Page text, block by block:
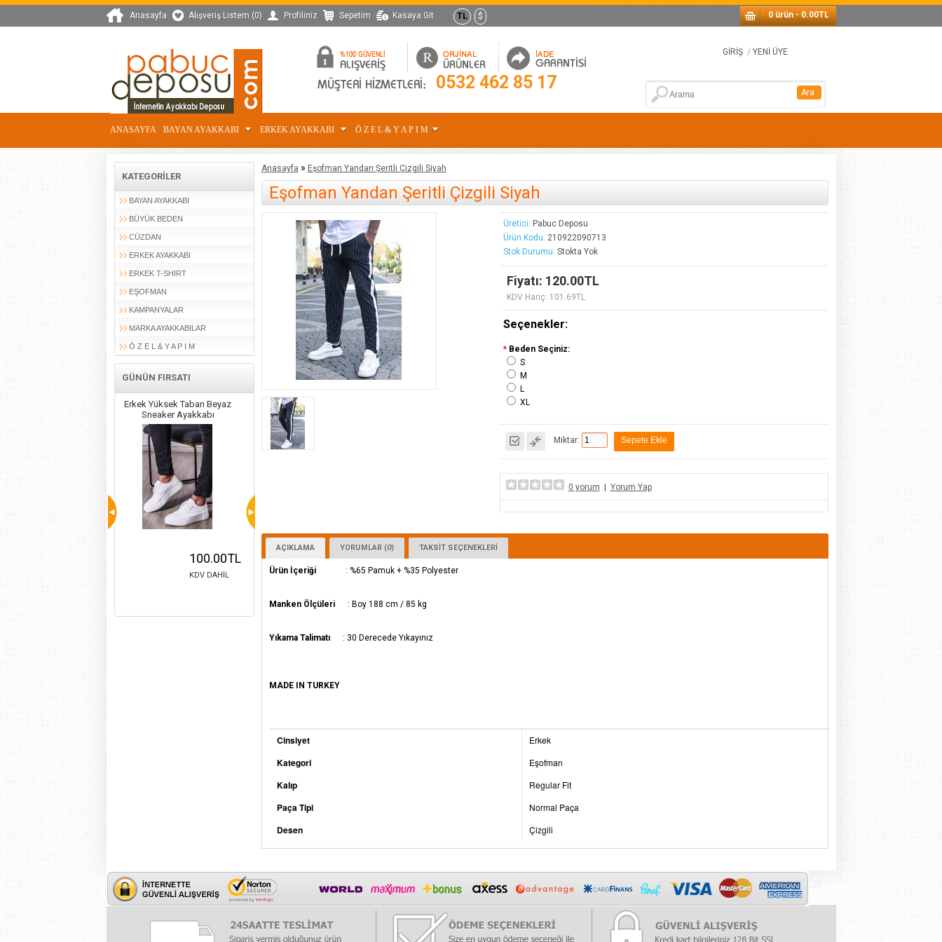
0532 462 85 17
TL $ 0 ürün - 0.00TL
Ara
GİRİŞ / YENİ ÜYE.
Anasayfa Alışveriş Listem (0) Profiliniz Sepetim Kasaya Git
ANASAYFA BAYAN AYAKKABI ERKEK AYAKKABI Ö Z E L & Y A P I M
KATEGORILER
BAYAN AYAKKABI
BÜYÜK BEDEN
CÜZDAN
ERKEK AYAKKABI
ERKEK T-SHIRT
EŞOFMAN
KAMPANYALAR
MARKA AYAKKABILAR
Ö Z E L & Y A P I M
GÜNÜN FIRSATI
Erkek Yüksek Taban Beyaz
Sneaker Ayakkabı
Erkek Yüksek Taban Siyah
Sneaker Ayakkabı
100.00TL
KDV DAHİL
85.00TL
KDV DAHİL
Erkek Kırmızı Spor Ayakkabı
250.00TL
Mont İçi Kürklü Saks
KDV DAHİL
Anasayfa » Eşofman Yandan Şeritli Çizgili Siyah
Eşofman Yandan Şeritli Çizgili Siyah
Üretici: Pabuc Deposu
Ürün Kodu: 210922090713
Stok Durumu: Stokta Yok
Fiyatı: 120.00TL
KDV Hariç: 101.69TL
Seçenekler:
* Beden Seçiniz:
S
M
L
XL
Miktar:
0 yorum Yorum Yap
AÇIKLAMA YORUMLAR (0) TAKSIT SEÇENEKLERI
Ürün İçeriği: %65 Pamuk + %35 Polyester
Manken Ölçüleri : Boy 188 cm / 85 kg
Yıkama Talimatı: 30 Derecede Yıkayınız
MADE IN TURKEY
Cinsiyet Erkek
Kategori Eşofman
Kalıp Regular Fit
Paça Tipi Normal Paça
Desen Çizgili